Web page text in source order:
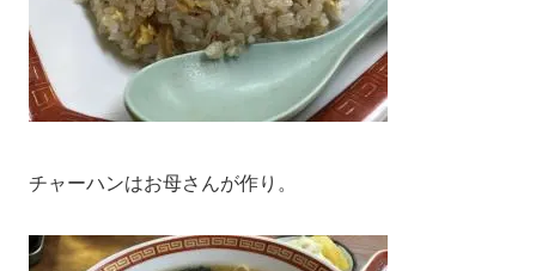
チャーハンはお母さんが作り。